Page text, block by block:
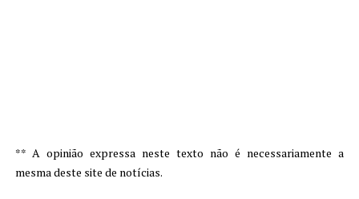
** A opinião expressa neste texto não é necessariamente a
mesma deste site de notícias.